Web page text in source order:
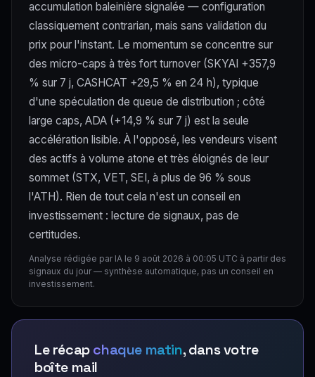
accumulation baleinière signalée — configuration
classiquement contrarian, mais sans validation du
prix pour l'instant. Le momentum se concentre sur
des micro-caps à très fort turnover (SKYAI +357,9
% sur 7 j, CASHCAT +29,5 % en 24 h), typique
d'une spéculation de queue de distribution ; côté
large caps, ADA (+14,9 % sur 7 j) est la seule
accélération lisible. À l'opposé, les vendeurs visent
des actifs à volume atone et très éloignés de leur
sommet (STX, VET, SEI, à plus de 96 % sous
l'ATH). Rien de tout cela n'est un conseil en
investissement : lecture de signaux, pas de
certitudes.
Analyse rédigée par IA le 9 août 2026 à 00:05 UTC à partir des
signaux du jour — synthèse automatique, pas un conseil en
investissement.
Le récapchaque matin, dans votre
boîte mail